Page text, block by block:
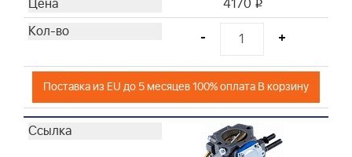
i
- +
Поставка из EU до 5 месяцев 100% оплата В корзину